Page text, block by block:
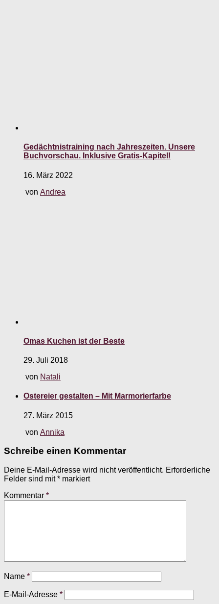
Gedächtnistraining nach Jahreszeiten. Unsere
Buchvorschau. Inklusive Gratis-Kapitel!
16. März 2022
von Andrea
Omas Kuchen ist der Beste
29. Juli 2018
von Natali
Ostereier gestalten – Mit Marmorierfarbe
27. März 2015
von Annika
Schreibe einen Kommentar
Deine E-Mail-Adresse wird nicht veröffentlicht. Erforderliche
Felder sind mit* markiert
Kommentar *
Name *
E-Mail-Adresse *